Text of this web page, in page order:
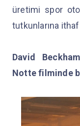
üretimi spor
tutkunlarına
David
Notte filminde